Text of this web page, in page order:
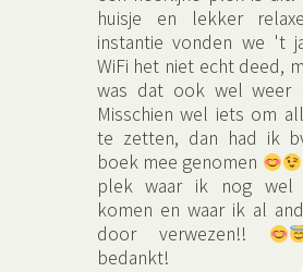
huisje en lekker
instantie vonden we 't
WiFi het niet echt deed,
was dat ook wel weer
Misschien wel iets om
te zetten, dan had ik
boek mee genomen
plek waar ik nog wel
komen en waar ik al
door verwezen!!
bedankt!